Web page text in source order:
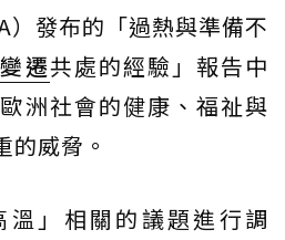
）發布的「過熱與準備不
遷共處的經驗」報告中
洲社會的健康、福祉與
的威脅。
溫」相關的議題進行調